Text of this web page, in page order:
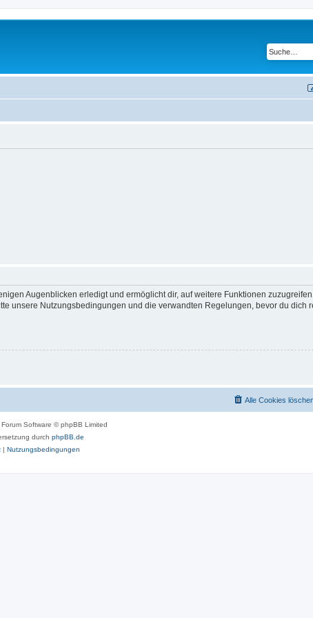
Augenblicken erledigt und ermöglicht dir, auf weitere Funktionen
unsere Nutzungsbedingungen und die verwandten Regelungen, bevor du dich
Alle Cookies
Software © phpBB Limited
durch phpBB.de
| Nutzungsbedingungen